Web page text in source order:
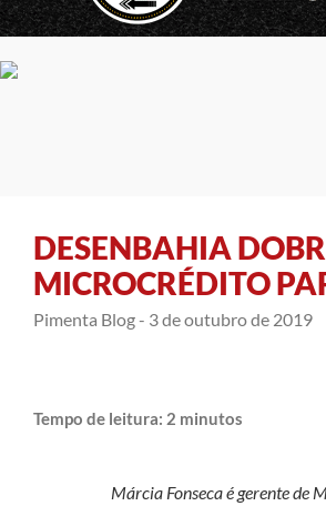
DESENBAHIA
MICROCRÉDITO
Pimenta Blog - 3 de outubro de 2019
Tempo de leitura: 2 minutos
Márcia Fonseca é gerente de